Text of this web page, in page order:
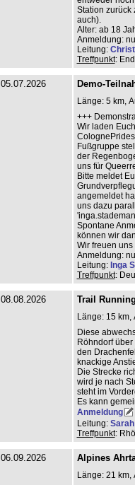
Station zurück
auch).
Alter: ab 18
Anmeldung:
Leitung:
Treffpunkt:
05.07.2026 Demo-
Länge: 5 km,
+++
Wir laden
Fußgruppe
der
uns für
Bitte meldet
angemeldet
uns dazu
Spontane
können wir
Wir freuen uns
Anmeldung:
Leitung: Inga
Treffpunkt:
08.08.2026 Trail
Länge: 15 km,
Diese
Röhndorf
den
knackige
Die Strecke
wird je nach
steht im
Es kann
Anmeldung
Leitung:
Treffpunkt:
06.09.2026 Alpines
Länge: 21 km,